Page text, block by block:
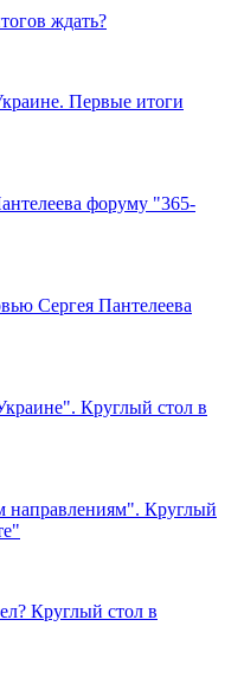
ждать?
Первые итоги
форуму "365-
Сергея Пантелеева
Круглый стол в
направлениям". Круглый
Круглый стол в